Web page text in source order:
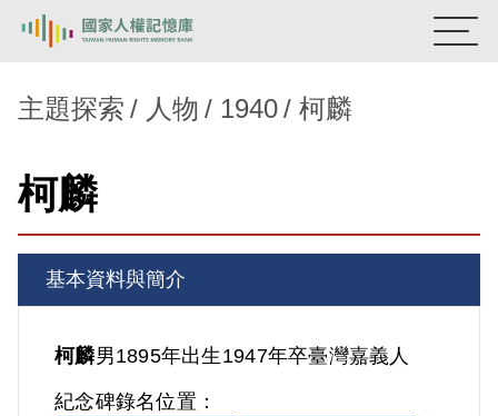
新生訓導處
主題探索
背景知識
關於我們
意見信箱
主題探索 人物 1940 柯麟
柯麟
基本資料與簡介
柯麟男1895年出生 1947年卒臺灣嘉義人
紀念碑錄名位置：